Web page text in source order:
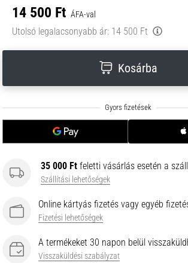
14 500 Ft ÁFA-val
Utolsó legalacsonyabb ár: 14 500 Ft
Kosárba
35 000 Ft feletti vásárlás esetén a
Szállítási lehetőségek
Online kártyás fizetés vagy egyéb
Fizetési lehetőségek
A termékeket 30 napon belül
Visszaküldési szabályzat